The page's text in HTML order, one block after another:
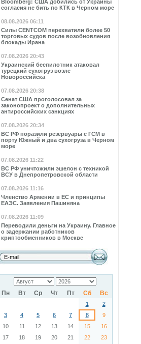
Bloomberg: США добились от Украины
согласия не бить по КТК в Черном море
08.08.2026 06:11
Силы CENTCOM перехватили более 50
торговых судов после возобновления
блокады Ирана
07.08.2026 20:43
Украинский беспилотник атаковал
турецкий сухогруз возле
Новороссийска
07.08.2026 20:38
Сенат США проголосовал за
законопроект о дополнительных
антироссийских санкциях
07.08.2026 20:34
ВС РФ поразили резервуары с ГСМ в
порту Южный и два сухогруза в Черном
море
07.08.2026 11:22
ВС РФ уничтожили эшелон с техникой
ВСУ в Днепропетровской области
07.08.2026 11:16
Членство Армении в ЕС и принципы
ЕАЭС. Заявления Пашиняна
07.08.2026 11:09
Переводили деньги на Украину. Главное
о задержании работников
криптообменников в Москве
Пн Вт Ср Чт Пт Сб Вс
1
2
3
4 5 6 7 8
9
10
11 12 13 14 15
16
17
18 19 20 21 22
23